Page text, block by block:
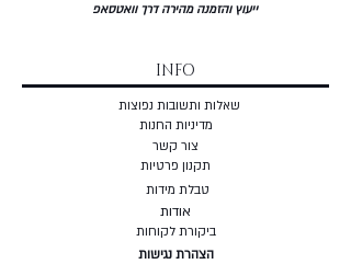
ייעוץ והזמנה מהירה דרך וואטסאפ
INFO
שאלות ותשובות נפוצות
מדיניות החנות
צור קשר
תקנון פרטיות
טבלת מידות
אודות
ביקורת לקוחות
הצהרת נגישות